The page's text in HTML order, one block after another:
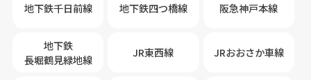
地下鉄千日前線 地下鉄四つ橋線 阪急神戸本線
地下鉄
長堀鶴見緑地線
JR東西線 JRおおさか車線